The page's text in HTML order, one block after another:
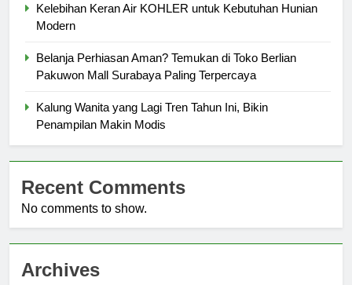
Kelebihan Keran Air KOHLER untuk Kebutuhan Hunian
Modern
Belanja Perhiasan Aman? Temukan di Toko Berlian
Pakuwon Mall Surabaya Paling Terpercaya
Kalung Wanita yang Lagi Tren Tahun Ini, Bikin
Penampilan Makin Modis
Recent Comments
No comments to show.
Archives